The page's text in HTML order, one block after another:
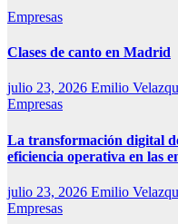
Empresas
Clases de canto en Madrid
julio 23, 2026 Emilio
Empresas
La transformación digital
eficiencia operativa en las
julio 23, 2026 Emilio
Empresas